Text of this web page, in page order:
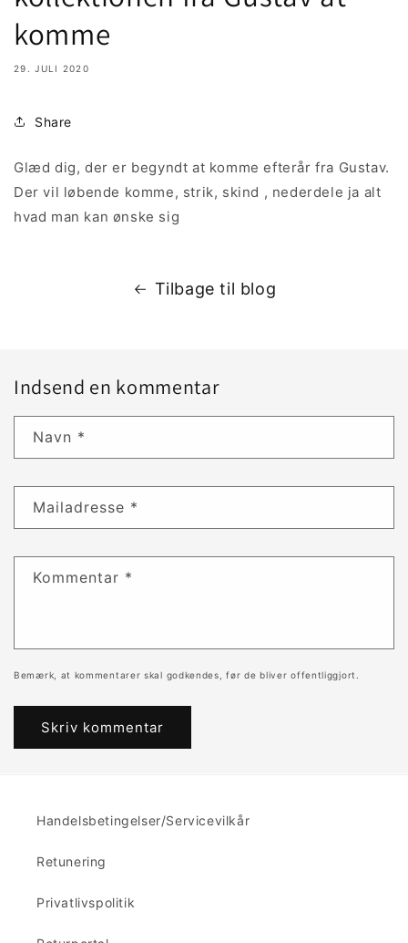
komme
29. JULI 2020
Share
Glæd dig, der er begyndt at komme efterår fra Gustav.
Der vil løbende komme, strik, skind , nederdele ja alt
hvad man kan ønske sig
Tilbage til blog
Indsend en kommentar
Navn *
Mailadresse *
Kommentar *
Bemærk, at kommentarer skal godkendes, før de bliver offentliggjort.
Handelsbetingelser/Servicevilkår
Retunering
Privatlivspolitik